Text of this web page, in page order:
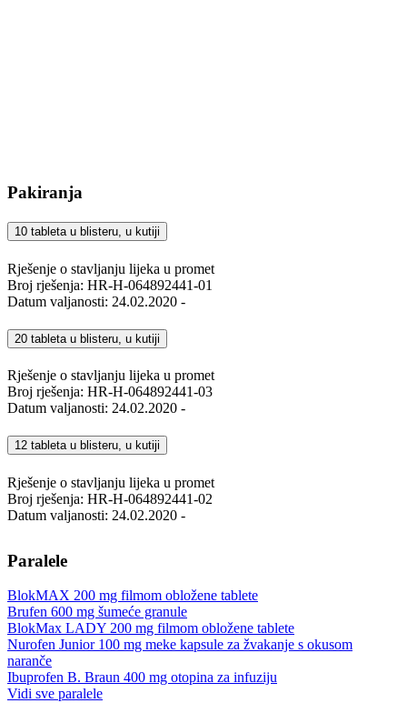
Pakiranja
10 tableta u blisteru, u kutiji
Rješenje o stavljanju lijeka u promet
Broj rješenja: HR-H-064892441-01
Datum valjanosti: 24.02.2020 -
20 tableta u blisteru, u kutiji
Rješenje o stavljanju lijeka u promet
Broj rješenja: HR-H-064892441-03
Datum valjanosti: 24.02.2020 -
12 tableta u blisteru, u kutiji
Rješenje o stavljanju lijeka u promet
Broj rješenja: HR-H-064892441-02
Datum valjanosti: 24.02.2020 -
Paralele
BlokMAX 200 mg filmom obložene tablete
Brufen 600 mg šumeće granule
BlokMax LADY 200 mg filmom obložene tablete
Nurofen Junior 100 mg meke kapsule za žvakanje s okusom
naranče
Ibuprofen B. Braun 400 mg otopina za infuziju
Vidi sve paralele